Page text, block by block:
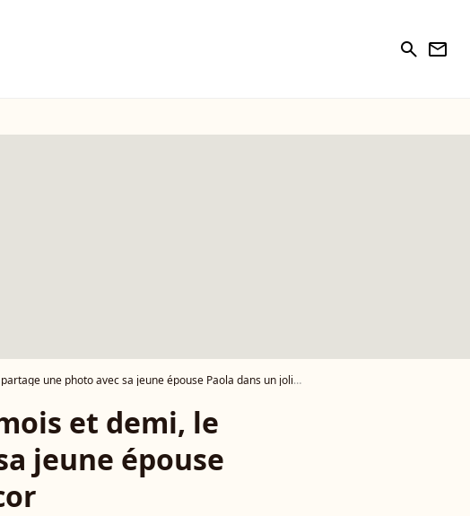
search newsletter
une photo avec sa jeune épouse Paola dans un joli décor
et demi, le
jeune épouse